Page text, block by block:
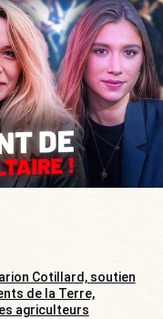
Cotillard, soutien
de la Terre,
agriculteurs